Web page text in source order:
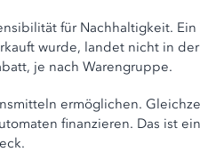
für Nachhaltigkeit.
wurde, landet nicht in
je nach Warengruppe.
ermöglichen.
finanzieren. Das ist